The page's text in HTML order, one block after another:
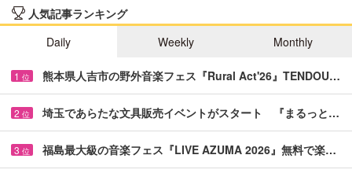
人気記事ランキング
Daily
Weekly Monthly
1 位 熊本県人吉市の野外音楽フェス『Rural Act'26』TENDOU…
2 位 埼玉であらたな文具販売イベントがスタート 『まるっと…
3 位 福島最大級の音楽フェス『LIVE AZUMA 2026』無料で楽…